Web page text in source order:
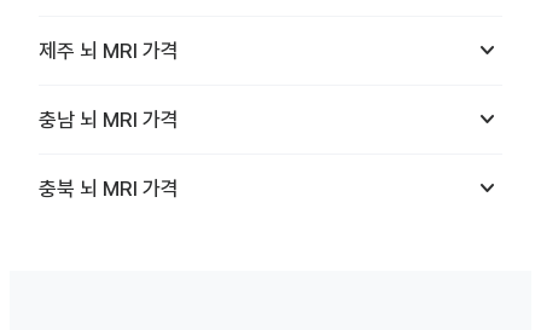
제주 뇌 MRI 가격 keyboard_arrow_down
충남 뇌 MRI 가격 keyboard_arrow_down
충북 뇌 MRI 가격 keyboard_arrow_down